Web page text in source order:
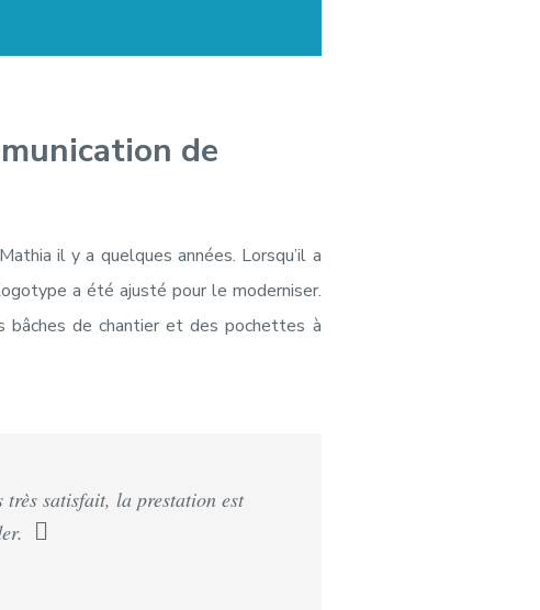
de
il y a quelques années. Lorsqu’il a
a été ajusté pour le moderniser.
bâches de chantier et des pochettes à
très satisfait, la prestation est